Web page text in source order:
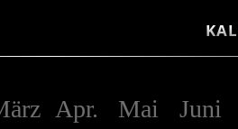
Apr. Mai Juni